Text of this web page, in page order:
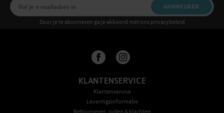
AANMELDEN
Door je te abonneren ga je akkoord met ons privacybeleid
KLANTENSERVICE
Klantenservice
Leveringsinformatie
Retourneren, ruilen & klachten